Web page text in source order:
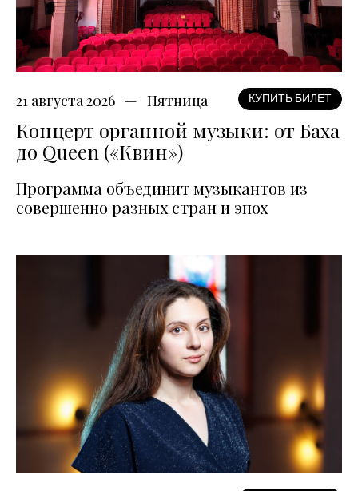
21 августа 2026 Пятница КУПИТЬ БИЛЕТ
Концерт органной музыки: от Баха
до Queen («Квин»)
Программа объединит музыкантов из
совершенно разных стран и эпох